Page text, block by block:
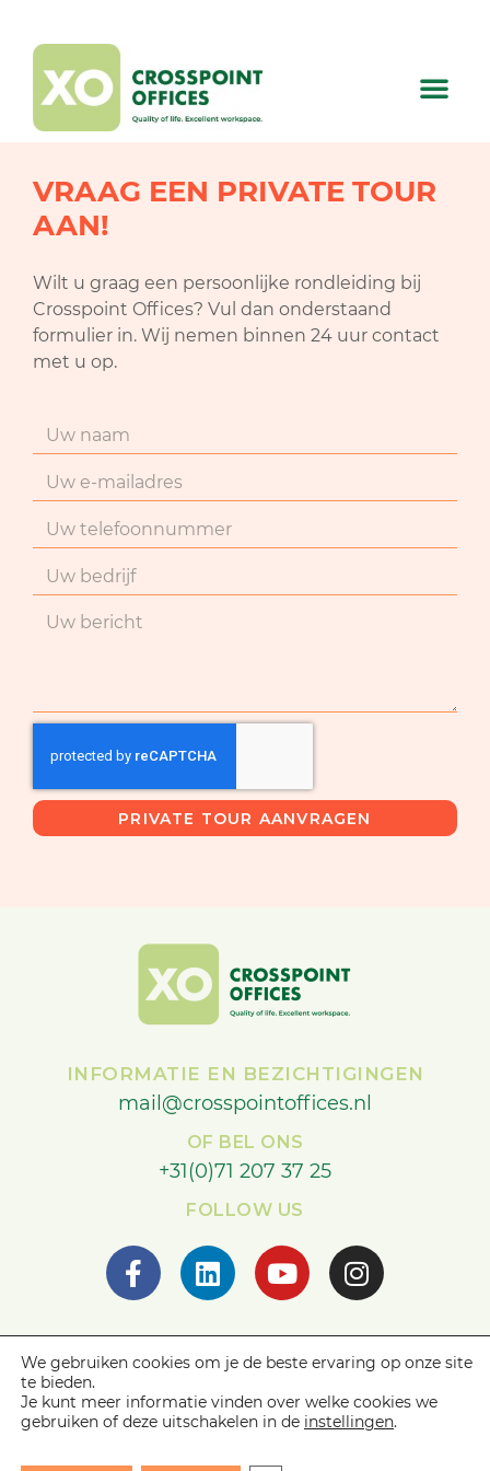
VRAAG EEN PRIVATE TOUR
AAN!
Wilt u graag een persoonlijke rondleiding bij
Crosspoint Offices? Vul dan onderstaand
formulier in. Wij nemen binnen 24 uur contact
met u op.
PRIVATE TOUR AANVRAGEN
INFORMATIE EN BEZICHTIGINGEN
mail@crosspointoffices.nl
OF BEL ONS
+31(0)71 207 37 25
FOLLOW US
© 2021 Crosspoint Offices
Privacybeleid
We gebruiken cookies om je de beste ervaring op onze site
te bieden.
Je kunt meer informatie vinden over welke cookies we
gebruiken of deze uitschakelen in de instellingen.